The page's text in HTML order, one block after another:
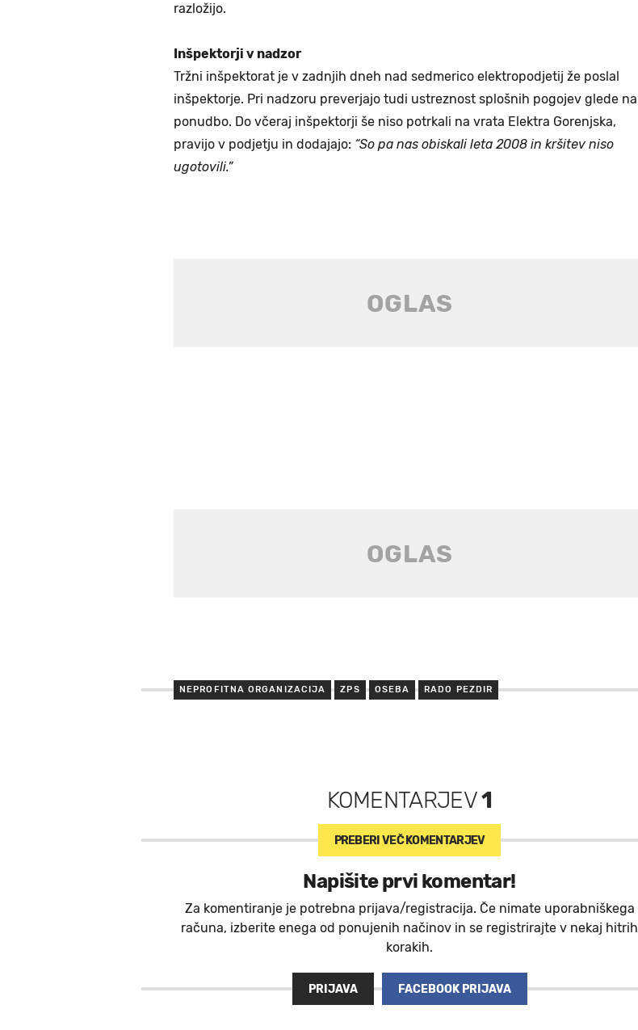
razložijo.
Inšpektorji v nadzor
Tržni inšpektorat je v zadnjih dneh nad sedmerico elektropodjetij že poslal
inšpektorje. Pri nadzoru preverjajo tudi ustreznost splošnih pogojev glede na
ponudbo. Do včeraj inšpektorji še niso potrkali na vrata Elektra Gorenjska,
pravijo v podjetju in dodajajo: “So pa nas obiskali leta 2008 in kršitev niso
ugotovili.”
NEPROFITNA ORGANIZACIJA ZPS OSEBA RADO PEZDIR
KOMENTARJEV1
PREBERI VEČ KOMENTARJEV
Napišite prvi komentar!
Za komentiranje je potrebna prijava/registracija. Če nimate uporabniškega
računa, izberite enega od ponujenih načinov in se registrirajte v nekaj hitrih
korakih.
PRIJAVA FACEBOOK PRIJAVA